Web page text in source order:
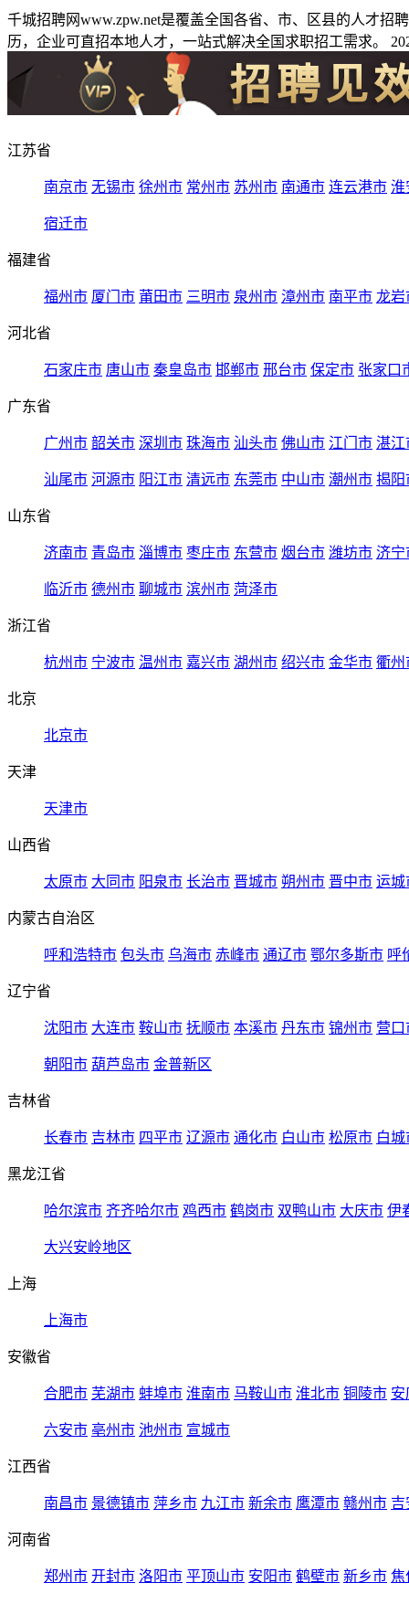
千城招聘网www.zpw.net是覆盖全国各省、市、区县的人才
历，企业可直招本地人才，一站式解决全国求职招工需求。
江苏省
南京市 无锡市 徐州市 常州市 苏州市 南通市 连云港市 淮
宿迁市
福建省
福州市 厦门市 莆田市 三明市 泉州市 漳州市 南平市 龙岩
河北省
石家庄市 唐山市 秦皇岛市 邯郸市 邢台市 保定市 张家口
广东省
广州市 韶关市 深圳市 珠海市 汕头市 佛山市 江门市 湛江
汕尾市 河源市 阳江市 清远市 东莞市 中山市 潮州市 揭阳
山东省
济南市 青岛市 淄博市 枣庄市 东营市 烟台市 潍坊市 济宁
临沂市 德州市 聊城市 滨州市 菏泽市
浙江省
杭州市 宁波市 温州市 嘉兴市 湖州市 绍兴市 金华市 衢州
北京
北京市
天津
天津市
山西省
太原市 大同市 阳泉市 长治市 晋城市 朔州市 晋中市 运城
内蒙古自治区
呼和浩特市 包头市 乌海市 赤峰市 通辽市 鄂尔多斯市 呼
辽宁省
沈阳市 大连市 鞍山市 抚顺市 本溪市 丹东市 锦州市 营口
朝阳市 葫芦岛市 金普新区
吉林省
长春市 吉林市 四平市 辽源市 通化市 白山市 松原市 白城
黑龙江省
哈尔滨市 齐齐哈尔市 鸡西市 鹤岗市 双鸭山市 大庆市 伊
大兴安岭地区
上海
上海市
安徽省
合肥市 芜湖市 蚌埠市 淮南市 马鞍山市 淮北市 铜陵市 安
六安市 亳州市 池州市 宣城市
江西省
南昌市 景德镇市 萍乡市 九江市 新余市 鹰潭市 赣州市 吉
河南省
郑州市 开封市 洛阳市 平顶山市 安阳市 鹤壁市 新乡市 焦